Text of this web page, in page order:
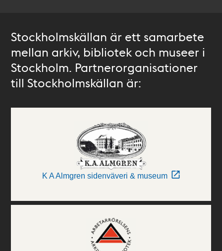
Stockholmskällan är ett samarbete
mellan arkiv, bibliotek och museer i
Stockholm. Partnerorganisationer
till Stockholmskällan är:
K A Almgren sidenväveri & museum